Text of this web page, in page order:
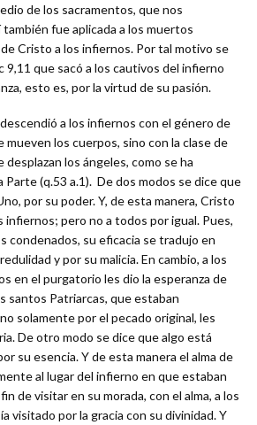
de los sacramentos, que nos
fue aplicada a los muertos
Cristo a los infiernos. Por tal motivo se
9,11 que sacó a los cautivos del infierno
esto es, por la virtud de su pasión.
a los infiernos con el género de
mueven los cuerpos, sino con la clase de
los ángeles, como se ha
Parte (q.53 a.1). De dos modos se dice que
por su poder. Y, de esta manera, Cristo
infiernos; pero no a todos por igual. Pues,
condenados, su eficacia se tradujo en
y por su malicia. En cambio, a los
en el purgatorio les dio la esperanza de
santos Patriarcas, que estaban
solamente por el pecado original, les
De otro modo se dice que algo está
su esencia. Y de esta manera el alma de
al lugar del infierno en que estaban
de visitar en su morada, con el alma, a los
visitado por la gracia con su divinidad. Y